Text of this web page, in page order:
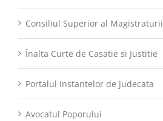
Consiliul Superior al Magistraturii
Înalta Curte de Casatie si Justitie
Portalul Instantelor de Judecata
Avocatul Poporului